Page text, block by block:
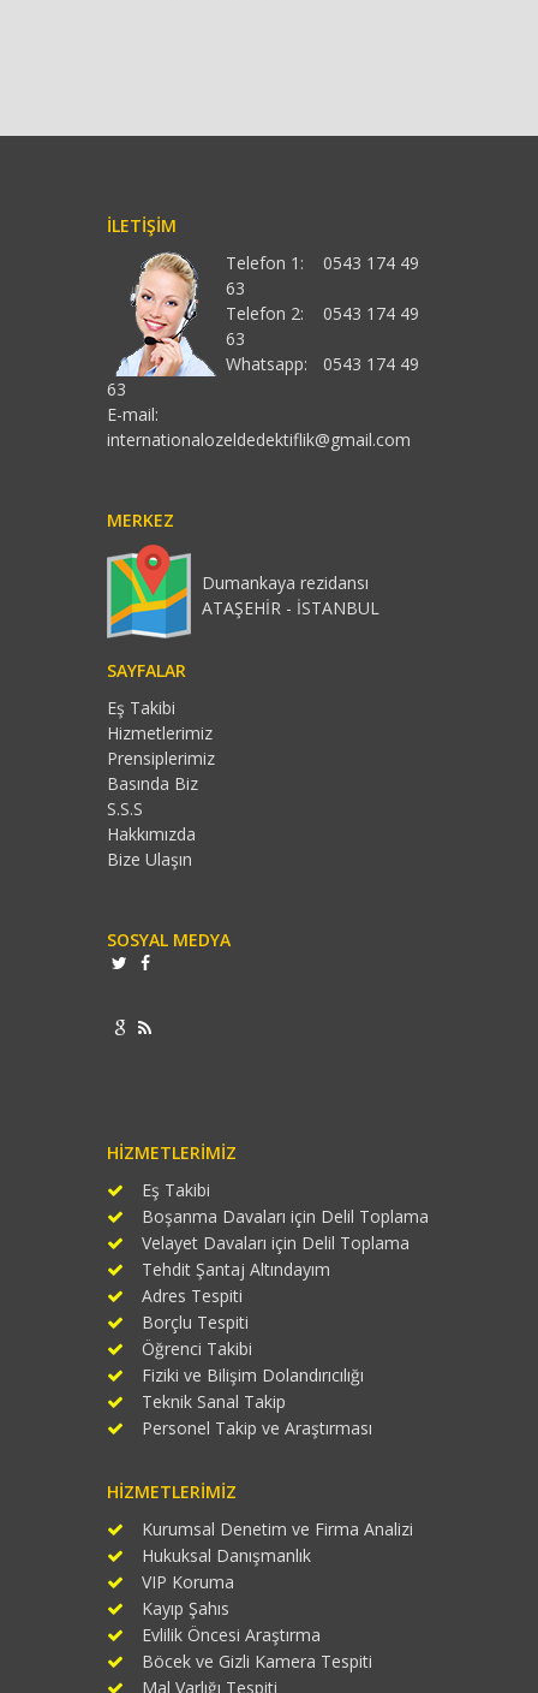
İLETIŞIM
Telefon 1:
0543 174 49
63
Telefon 2:
0543 174 49
63
Whatsapp:
0543 174 49
63
E-mail:
internationalozeldedektiflik@gmail.com
MERKEZ
Dumankaya rezidansı
ATAŞEHİR - İSTANBUL
SAYFALAR
Eş Takibi
Hizmetlerimiz
Prensiplerimiz
Basında Biz
S.S.S
Hakkımızda
Bize Ulaşın
SOSYAL MEDYA
HIZMETLERIMIZ
Eş Takibi
Boşanma Davaları için Delil Toplama
Velayet Davaları için Delil Toplama
Tehdit Şantaj Altındayım
Adres Tespiti
Borçlu Tespiti
Öğrenci Takibi
Fiziki ve Bilişim Dolandırıcılığı
Teknik Sanal Takip
Personel Takip ve Araştırması
HIZMETLERIMIZ
Kurumsal Denetim ve Firma Analizi
Hukuksal Danışmanlık
VIP Koruma
Kayıp Şahıs
Evlilik Öncesi Araştırma
Böcek ve Gizli Kamera Tespiti
Mal Varlığı Tespiti